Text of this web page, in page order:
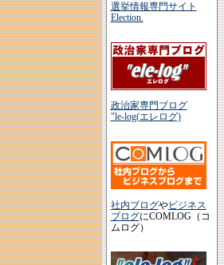
選挙情報専門サイト
Election.
政治家専門ブログ
"le-log(エレログ)
社内ブログやビジネス
ブログにCOMLOG（コ
ムログ）